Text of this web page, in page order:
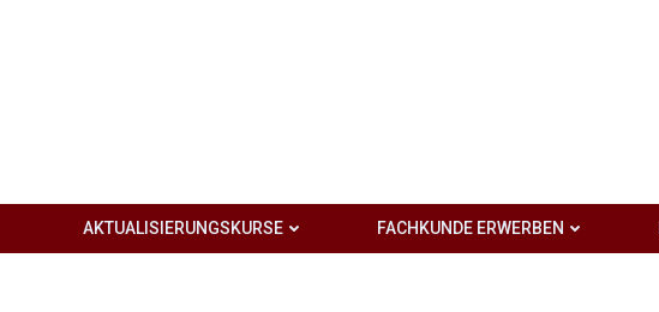
AKTUALISIERUNGSKURSE FACHKUNDE ERWERBEN